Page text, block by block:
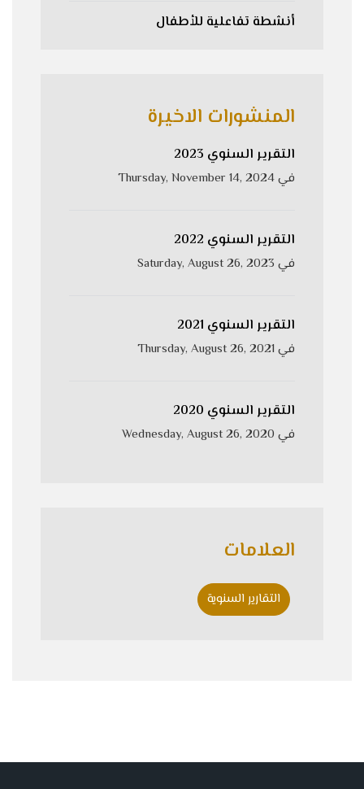
أنشطة تفاعلية للأطفال
المنشورات الاخيرة
التقرير السنوي 2023
فيThursday, November 14, 2024
التقرير السنوي 2022
في Saturday, August 26, 2023
التقرير السنوي 2021
في Thursday, August 26, 2021
التقرير السنوي 2020
في Wednesday, August 26, 2020
العلامات
التقارير السنوية